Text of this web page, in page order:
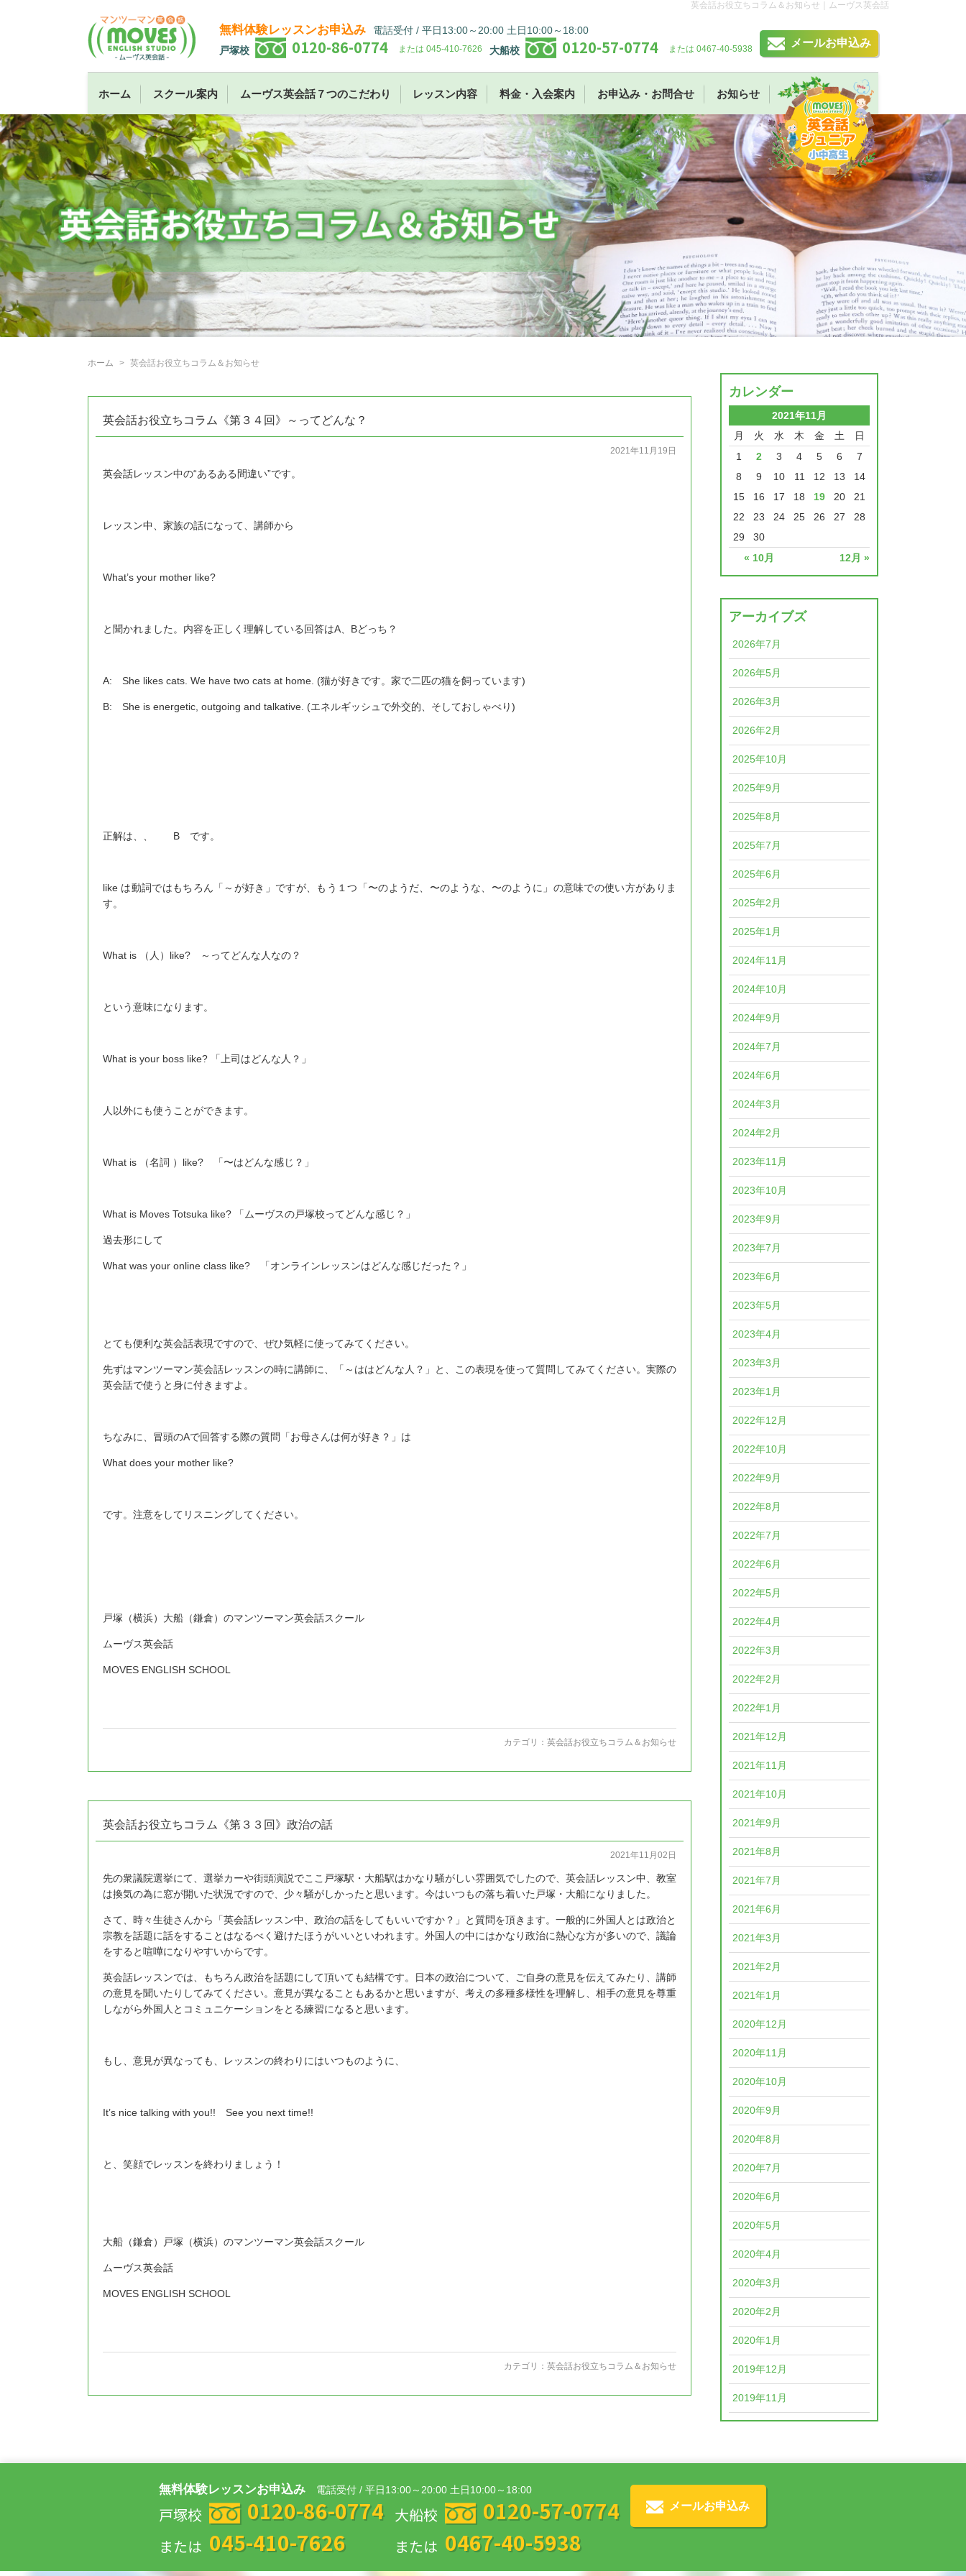
英会話お役立ちコラム＆お知らせ｜ムーヴス英会話
無料体験レッスンお申込み
電話受付 / 平日13:00～20:00 土日10:00～18:00
戸塚校
0120-86-0774 または 045-410-7626 大船校 0120-57-0774 または 0467-40-5938
メールお申込み
ホーム スクール案内 ムーヴス英会話７つのこだわり レッスン内容 料金・入会案内 お申込み・お問合せ お知らせ
ホーム 英会話お役立ちコラム＆お知らせ
英会話お役立ちコラム《第３４回》～ってどんな？
2021年11月19日
英会話レッスン中の“あるある間違い”です。
レッスン中、家族の話になって、講師から
What’s your mother like?
と聞かれました。内容を正しく理解している回答はA、Bどっち？
A: She likes cats. We have two cats at home. (猫が好きです。家で二匹の猫を飼っています)
B: She is energetic, outgoing and talkative. (エネルギッシュで外交的、そしておしゃべり)
正解は、、 B です。
like は動詞ではもちろん「～が好き」ですが、もう１つ「〜のようだ、〜のような、〜のように」の意味での使い方がありま
す。
What is （人）like? ～ってどんな人なの？
という意味になります。
What is your boss like? 「上司はどんな人？」
人以外にも使うことができます。
What is （名詞 ）like? 「〜はどんな感じ？」
What is Moves Totsuka like? 「ムーヴスの戸塚校ってどんな感じ？」
過去形にして
What was your online class like? 「オンラインレッスンはどんな感じだった？」
とても便利な英会話表現ですので、ぜひ気軽に使ってみてください。
先ずはマンツーマン英会話レッスンの時に講師に、「～ははどんな人？」と、この表現を使って質問してみてください。実際の
英会話で使うと身に付きますよ。
ちなみに、冒頭のAで回答する際の質問「お母さんは何が好き？」は
What does your mother like?
です。注意をしてリスニングしてください。
戸塚（横浜）大船（鎌倉）のマンツーマン英会話スクール
ムーヴス英会話
MOVES ENGLISH SCHOOL
カテゴリ： 英会話お役立ちコラム＆お知らせ
英会話お役立ちコラム《第３３回》政治の話
2021年11月02日
先の衆議院選挙にて、選挙カーや街頭演説でここ戸塚駅・大船駅はかなり騒がしい雰囲気でしたので、英会話レッスン中、教室
は換気の為に窓が開いた状況ですので、少々騒がしかったと思います。今はいつもの落ち着いた戸塚・大船になりました。
さて、時々生徒さんから「英会話レッスン中、政治の話をしてもいいですか？」と質問を頂きます。一般的に外国人とは政治と
宗教を話題に話をすることはなるべく避けたほうがいいといわれます。外国人の中にはかなり政治に熱心な方が多いので、議論
をすると喧嘩になりやすいからです。
英会話レッスンでは、もちろん政治を話題にして頂いても結構です。日本の政治について、ご自身の意見を伝えてみたり、講師
の意見を聞いたりしてみてください。意見が異なることもあるかと思いますが、考えの多種多様性を理解し、相手の意見を尊重
しながら外国人とコミュニケーションをとる練習になると思います。
もし、意見が異なっても、レッスンの終わりにはいつものように、
It’s nice talking with you!! See you next time!!
と、笑顔でレッスンを終わりましょう！
大船（鎌倉）戸塚（横浜）のマンツーマン英会話スクール
ムーヴス英会話
MOVES ENGLISH SCHOOL
カテゴリ： 英会話お役立ちコラム＆お知らせ
カレンダー
2021年11月
月
火 水 木 金 土 日
« 10月 12月 »
1 2 3 4 5 6
7
8
9 10 11 12 13
14
15
16 17 18 19 20
21
22
23 24 25 26 27
28
29
30
アーカイブズ
2026年7月
2026年5月
2026年3月
2026年2月
2025年10月
2025年9月
2025年8月
2025年7月
2025年6月
2025年2月
2025年1月
2024年11月
2024年10月
2024年9月
2024年7月
2024年6月
2024年3月
2024年2月
2023年11月
2023年10月
2023年9月
2023年7月
2023年6月
2023年5月
2023年4月
2023年3月
2023年1月
2022年12月
2022年10月
2022年9月
2022年8月
2022年7月
2022年6月
2022年5月
2022年4月
2022年3月
2022年2月
2022年1月
2021年12月
2021年11月
2021年10月
2021年9月
2021年8月
2021年7月
2021年6月
2021年3月
2021年2月
2021年1月
2020年12月
2020年11月
2020年10月
2020年9月
2020年8月
2020年7月
2020年6月
2020年5月
2020年4月
2020年3月
2020年2月
2020年1月
2019年12月
2019年11月
無料体験レッスンお申込み 電話受付 / 平日13:00～20:00 土日10:00～18:00
戸塚校 0120-86-0774
または 045-410-7626
大船校 0120-57-0774
または 0467-40-5938
メールお申込み